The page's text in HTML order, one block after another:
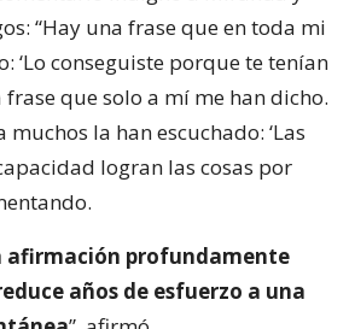
“Hay una frase que en toda mi
‘Lo conseguiste porque te tenían
frase que solo a mí me han dicho.
la han escuchado: ‘Las
logran las cosas por
afirmación profundamente
años de esfuerzo a una